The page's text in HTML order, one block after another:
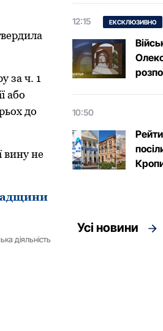
за ч. 1
абo
дo
вину не
діяльність
12:15 ЕКСКЛЮЗИВНО
10:50
Усі новини